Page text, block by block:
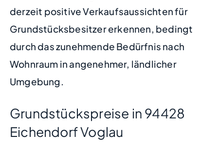
derzeit positive Verkaufsaussichten für
Grundstücksbesitzer erkennen, bedingt
durch das zunehmende Bedürfnis nach
Wohnraum in angenehmer, ländlicher
Umgebung.
Grundstückspreise in 94428
Eichendorf Voglau